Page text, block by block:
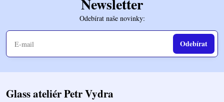
Newsletter
Odebírat naše novinky:
Odebírat
Glass ateliér Petr Vydra